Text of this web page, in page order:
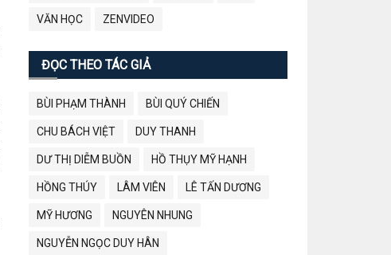
VĂN HỌC ZENVIDEO
ĐỌC THEO TÁC GIẢ
BÙI PHẠM THÀNH BÙI QUÝ CHIẾN
CHU BÁCH VIỆT DUY THANH
DƯ THỊ DIỄM BUỒN HỒ THỤY MỸ HẠNH
HỒNG THÚY LÂM VIÊN LÊ TẤN DƯƠNG
MỸ HƯƠNG NGUYÊN NHUNG
NGUYỄN NGỌC DUY HÂN